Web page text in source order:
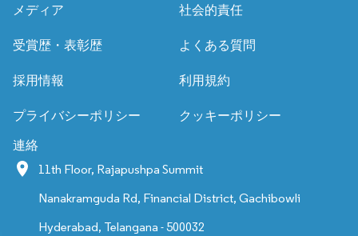
メディア 社会的責任
受賞歴・表彰歴 よくある質問
採用情報 利用規約
プライバシーポリシー クッキーポリシー
連絡
11th Floor, Rajapushpa Summit
Nanakramguda Rd, Financial District, Gachibowli
Hyderabad, Telangana - 500032